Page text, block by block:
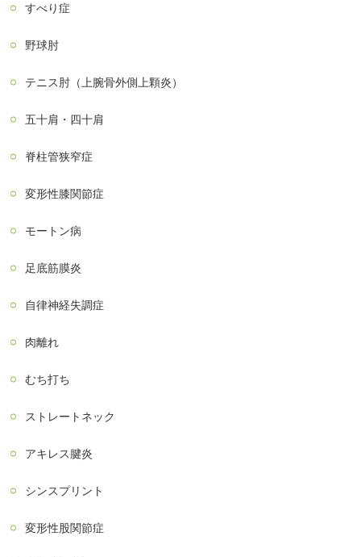
すべり症
野球肘
テニス肘（上腕骨外側上顆炎）
五十肩・四十肩
脊柱管狭窄症
変形性膝関節症
モートン病
足底筋膜炎
自律神経失調症
肉離れ
むち打ち
ストレートネック
アキレス腱炎
シンスプリント
変形性股関節症